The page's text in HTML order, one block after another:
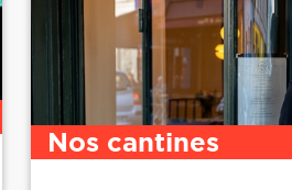
Nos cantines